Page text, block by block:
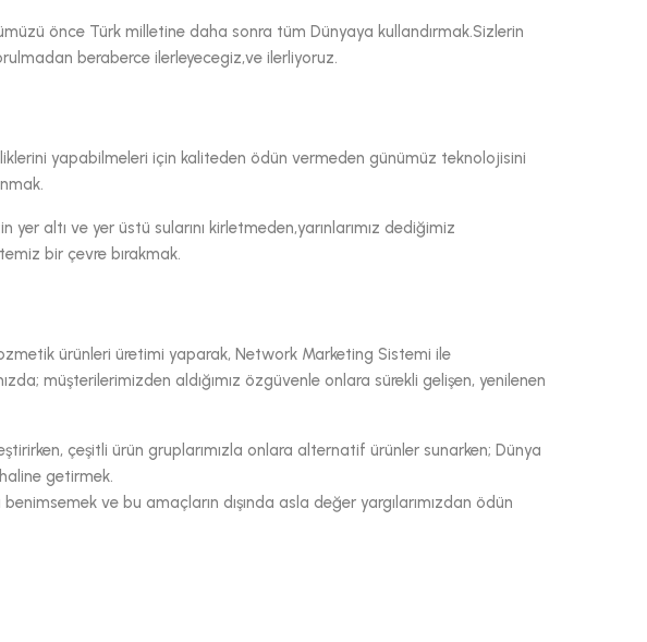
önce Türk milletine daha sonra tüm Dünyaya kullandırmak.Sizlerin
beraberce ilerleyecegiz,ve ilerliyoruz.
yapabilmeleri için kaliteden ödün vermeden günümüz teknolojisini
altı ve yer üstü sularını kirletmeden,yarınlarımız dediğimiz
bir çevre bırakmak.
ürünleri üretimi yaparak, Network Marketing Sistemi ile
müşterilerimizden aldığımız özgüvenle onlara sürekli gelişen, yenilenen
çeşitli ürün gruplarımızla onlara alternatif ürünler sunarken; Dünya
getirmek.
ve bu amaçların dışında asla değer yargılarımızdan ödün